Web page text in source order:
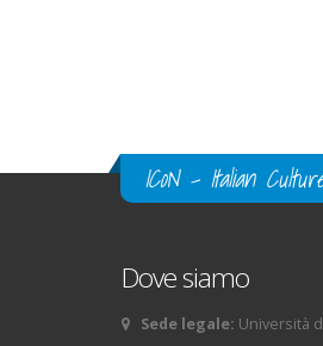
ICoN - Italian
Dove siamo
Sede legale: Università